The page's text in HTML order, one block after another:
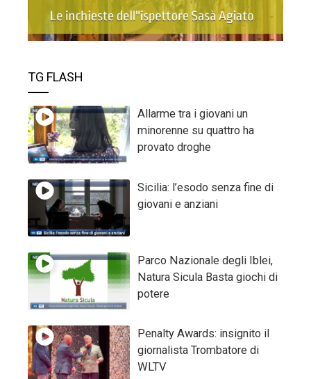
TG FLASH
Allarme tra i giovani un
minorenne su quattro ha
provato droghe
Sicilia: l’esodo senza fine di
giovani e anziani
Parco Nazionale degli Iblei,
Natura Sicula Basta giochi di
potere
Penalty Awards: insignito il
giornalista Trombatore di
WLTV